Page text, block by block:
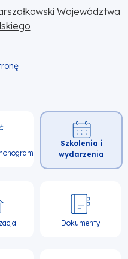
Województwa
Szkolenia i
wydarzenia
Dokumenty